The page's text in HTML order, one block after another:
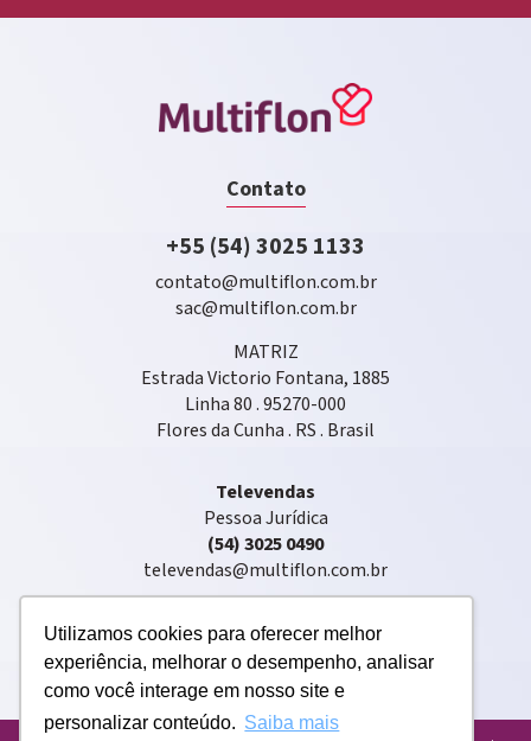
Utilizamos cookies para oferecer melhor
experiência, melhorar o desempenho, analisar
como você interage em nosso site e
personalizar conteúdo. Saiba mais
Contato
+55 (54) 3025 1133
contato@multiflon.com.br
sac@multiflon.com.br
MATRIZ
Estrada Victorio Fontana, 1885
Linha 80 . 95270-000
Flores da Cunha . RS . Brasil
Televendas
Pessoa Jurídica
(54) 3025 0490
televendas@multiflon.com.br
Copyright © 2020 . Multiflon® . Todos os direitos reservados